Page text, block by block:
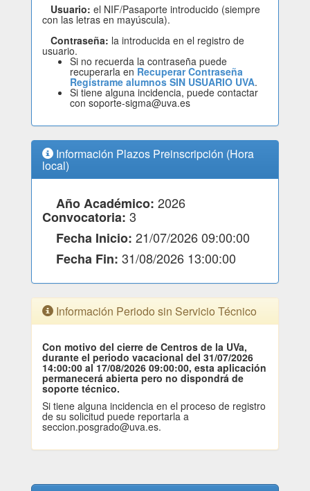
Usuario: el NIF/Pasaporte introducido (siempre
con las letras en mayúscula).
Contraseña: la introducida en el registro de
usuario.
Si no recuerda la contraseña puede
recuperarla en Recuperar Contraseña
Regístrame alumnos SIN USUARIO UVA.
Si tiene alguna incidencia, puede contactar
con soporte-sigma@uva.es
Información Plazos Preinscripción (Hora
local)
Año Académico: 2026
Convocatoria: 3
Fecha Inicio: 21/07/2026 09:00:00
Fecha Fin: 31/08/2026 13:00:00
Información Periodo sin Servicio Técnico
Con motivo del cierre de Centros de la UVa,
durante el periodo vacacional del 31/07/2026
14:00:00 al 17/08/2026 09:00:00, esta aplicación
permanecerá abierta pero no dispondrá de
soporte técnico.
Si tiene alguna incidencia en el proceso de registro
de su solicitud puede reportarla a
seccion.posgrado@uva.es.